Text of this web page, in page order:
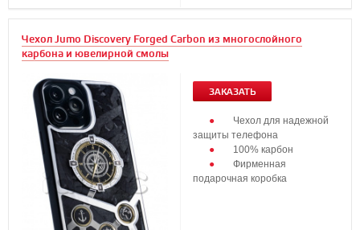
Чехол Jumo Discovery Forged Carbon из многослойного
карбона и ювелирной смолы
ЗАКАЗАТЬ
Чехол для надежной
защиты телефона
100% карбон
Фирменная
подарочная коробка